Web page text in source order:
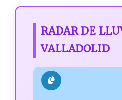
RADAR DE
VALLADOLID